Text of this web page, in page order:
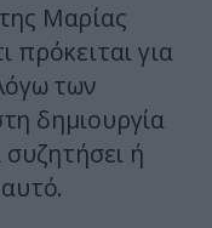
Μαρίας
πρόκειται για
των
δημιουργία
ή